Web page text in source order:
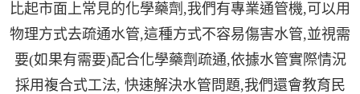
比起市面上常見的化學藥劑,我們有專業通管機,可以用
物理方式去疏通水管,這種方式不容易傷害水管,並視需
要(如果有需要)配合化學藥劑疏通,依據水管實際情況
採用複合式工法, 快速解決水管問題,我們還會教育民